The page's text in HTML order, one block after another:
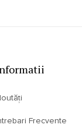
Frecvente